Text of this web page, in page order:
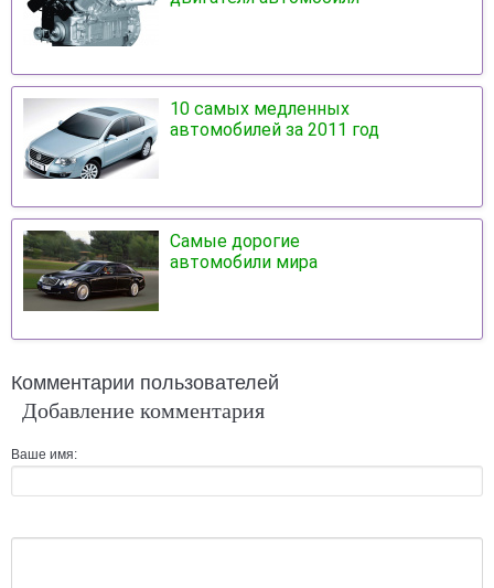
10 самых медленных
автомобилей за 2011 год
Самые дорогие
автомобили мира
Комментарии пользователей
Добавление комментария
Ваше имя: